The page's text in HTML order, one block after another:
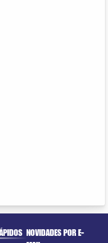
NOVIDADES POR E-